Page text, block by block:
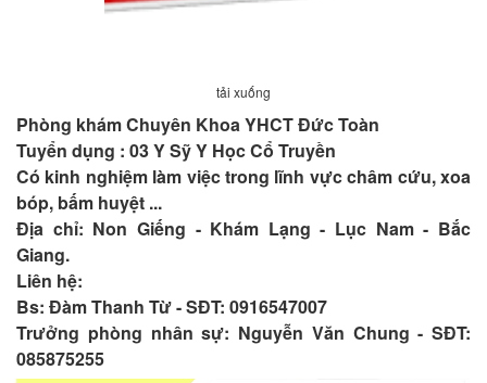
tải xuống
Phòng khám Chuyên Khoa YHCT Đức Toàn
Tuyển dụng : 03 Y Sỹ Y Học Cổ Truyền
Có kinh nghiệm làm việc trong lĩnh vực châm cứu, xoa
bóp, bấm huyệt ...
Địa chỉ: Non Giếng - Khám Lạng - Lục Nam - Bắc
Giang.
Liên hệ:
Bs: Đàm Thanh Từ - SĐT: 0916547007
Trưởng phòng nhân sự: Nguyễn Văn Chung - SĐT:
085875255